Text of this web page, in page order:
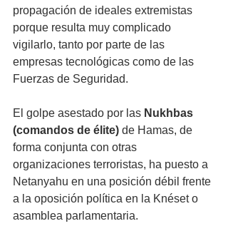
propagación de ideales extremistas
porque resulta muy complicado
vigilarlo, tanto por parte de las
empresas tecnológicas como de las
Fuerzas de Seguridad.
El golpe asestado por las Nukhbas
(comandos de élite) de Hamas, de
forma conjunta con otras
organizaciones terroristas, ha puesto a
Netanyahu en una posición débil frente
a la oposición política en la Knéset o
asamblea parlamentaria.